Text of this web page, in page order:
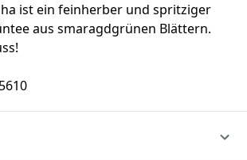
ist ein feinherber und spritziger
aus smaragdgrünen Blättern.